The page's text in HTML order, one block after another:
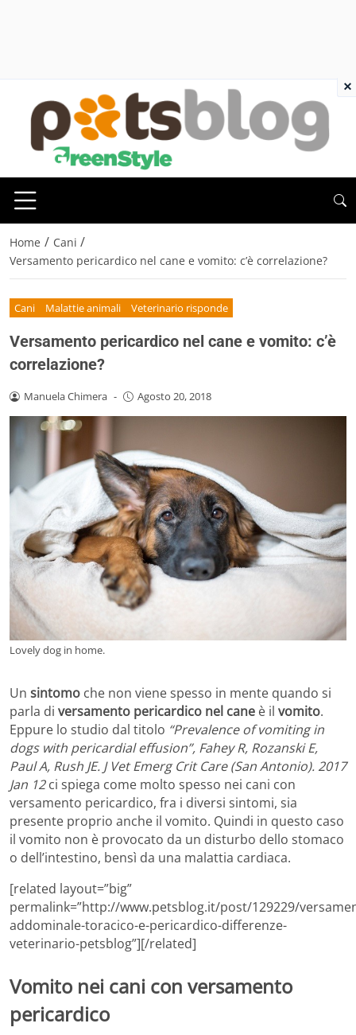
Home / Cani /
Versamento pericardico nel cane e vomito: c’è correlazione?
Cani Malattie animali Veterinario risponde
Versamento pericardico nel cane e vomito: c’è
correlazione?
Manuela Chimera - Agosto 20, 2018
Lovely dog in home.
Un sintomo che non viene spesso in mente quando si
parla di versamento pericardico nel cane è il vomito.
Eppure lo studio dal titolo “Prevalence of vomiting in
dogs with pericardial effusion”, Fahey R, Rozanski E,
Paul A, Rush JE. J Vet Emerg Crit Care (San Antonio). 2017
Jan 12ci spiega come molto spesso nei cani con
versamento pericardico, fra i diversi sintomi, sia
presente proprio anche il vomito. Quindi in questo caso
il vomito non è provocato da un disturbo dello stomaco
o dell’intestino, bensì da una malattia cardiaca.
[related layout=”big”
permalink=”http://www.petsblog.it/post/129229/
addominale-toracico-e-pericardico-differenze-
veterinario-petsblog”][/related]
Vomito nei cani con versamento
pericardico
×